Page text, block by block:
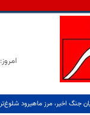
امروز:
جنگ اخیر، مرز ماهیرود